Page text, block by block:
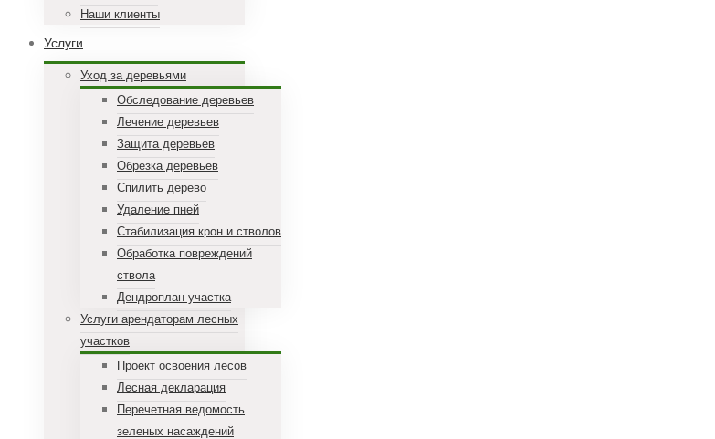
Наши клиенты
Услуги
Уход за деревьями
Обследование деревьев
Лечение деревьев
Защита деревьев
Обрезка деревьев
Спилить дерево
Удаление пней
Стабилизация крон и стволов
Обработка повреждений
ствола
Дендроплан участка
Услуги арендаторам лесных
участков
Проект освоения лесов
Лесная декларация
Перечетная ведомость
зеленых насаждений